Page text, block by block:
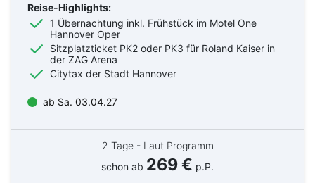
Reise-Highlights:
1 Übernachtung inkl. Frühstück im Motel One
Hannover Oper
Sitzplatzticket PK2 oder PK3 für Roland Kaiser in
der ZAG Arena
Citytax der Stadt Hannover
ab Sa. 03.04.27
2 Tage - Laut Programm
schon ab 269 € p.P.